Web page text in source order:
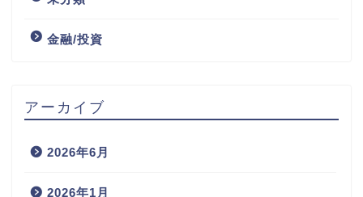
金融/投資
アーカイブ
2026年6月
2026年1月